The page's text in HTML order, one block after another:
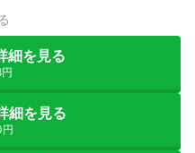
細を見る
細を見る